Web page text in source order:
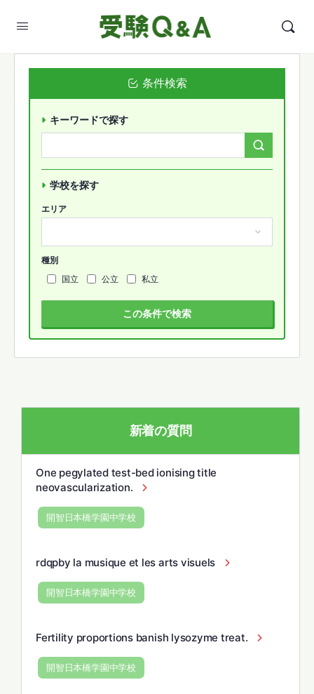
新着の質問
One pegylated test-bed ionising title
neovascularization.
開智日本橋学園中学校
rdqpby la musique et les arts visuels
開智日本橋学園中学校
Fertility proportions banish lysozyme treat.
開智日本橋学園中学校
条件検索
キーワードで探す
学校を探す
エリア
種別
国立
公立 私立
この条件で検索